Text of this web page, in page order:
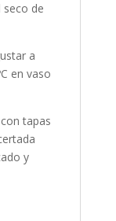
de
a
en vaso
tapas
y